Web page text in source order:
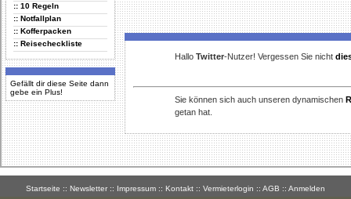
:: 10 Regeln
:: Notfallplan
:: Kofferpacken
:: Reisecheckliste
Gefällt dir diese Seite dann
gebe ein Plus!
Hallo Twitter-Nutzer! Vergessen Sie nicht
Sie können sich auch unseren dynamischen
getan hat.
Startseite :: Newsletter :: Impressum :: Kontakt :: Vermieterlogin :: AGB :: Anmelden